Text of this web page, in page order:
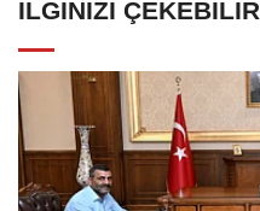
İLGINIZI ÇEKEBILIR